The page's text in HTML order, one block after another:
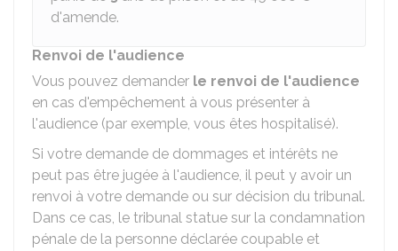
d'amende.
Renvoi de l'audience
Vous pouvez demander le renvoi de l'audience
en cas d'empêchement à vous présenter à
l'audience (par exemple, vous êtes hospitalisé).
Si votre demande de dommages et intérêts ne
peut pas être jugée à l'audience, il peut y avoir un
renvoi à votre demande ou sur décision du tribunal.
Dans ce cas, le tribunal statue sur la condamnation
pénale de la personne déclarée coupable et